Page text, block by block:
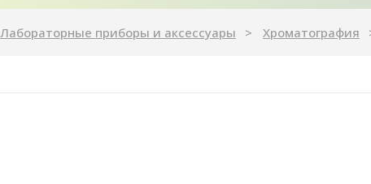
Лабораторные приборы и аксессуары Хроматография